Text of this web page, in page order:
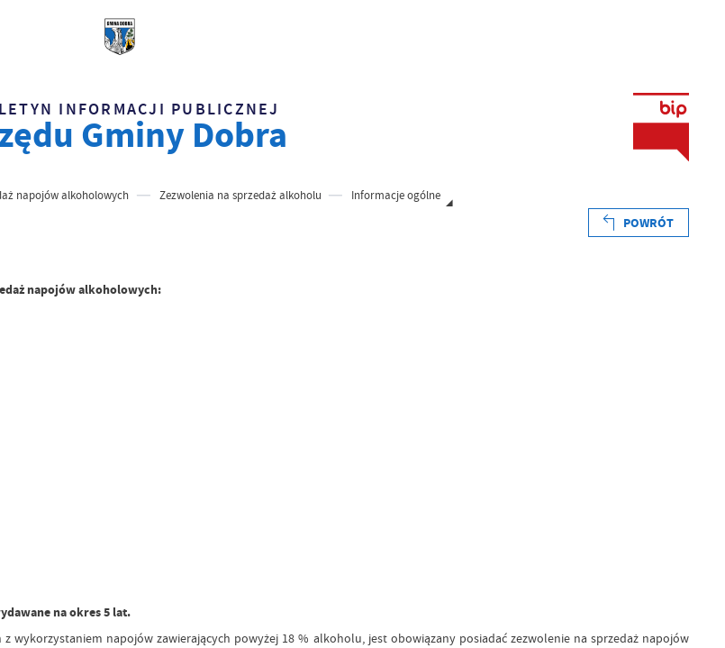
INFORMACJI PUBLICZNEJ
Gminy Dobra
napojów alkoholowych Zezwolenia na sprzedaż alkoholu Informacje ogólne
POWRÓT
napojów alkoholowych:
na okres 5 lat.
wykorzystaniem napojów zawierających powyżej 18 % alkoholu, jest obowiązany posiadać zezwolenie na sprzedaż napojów